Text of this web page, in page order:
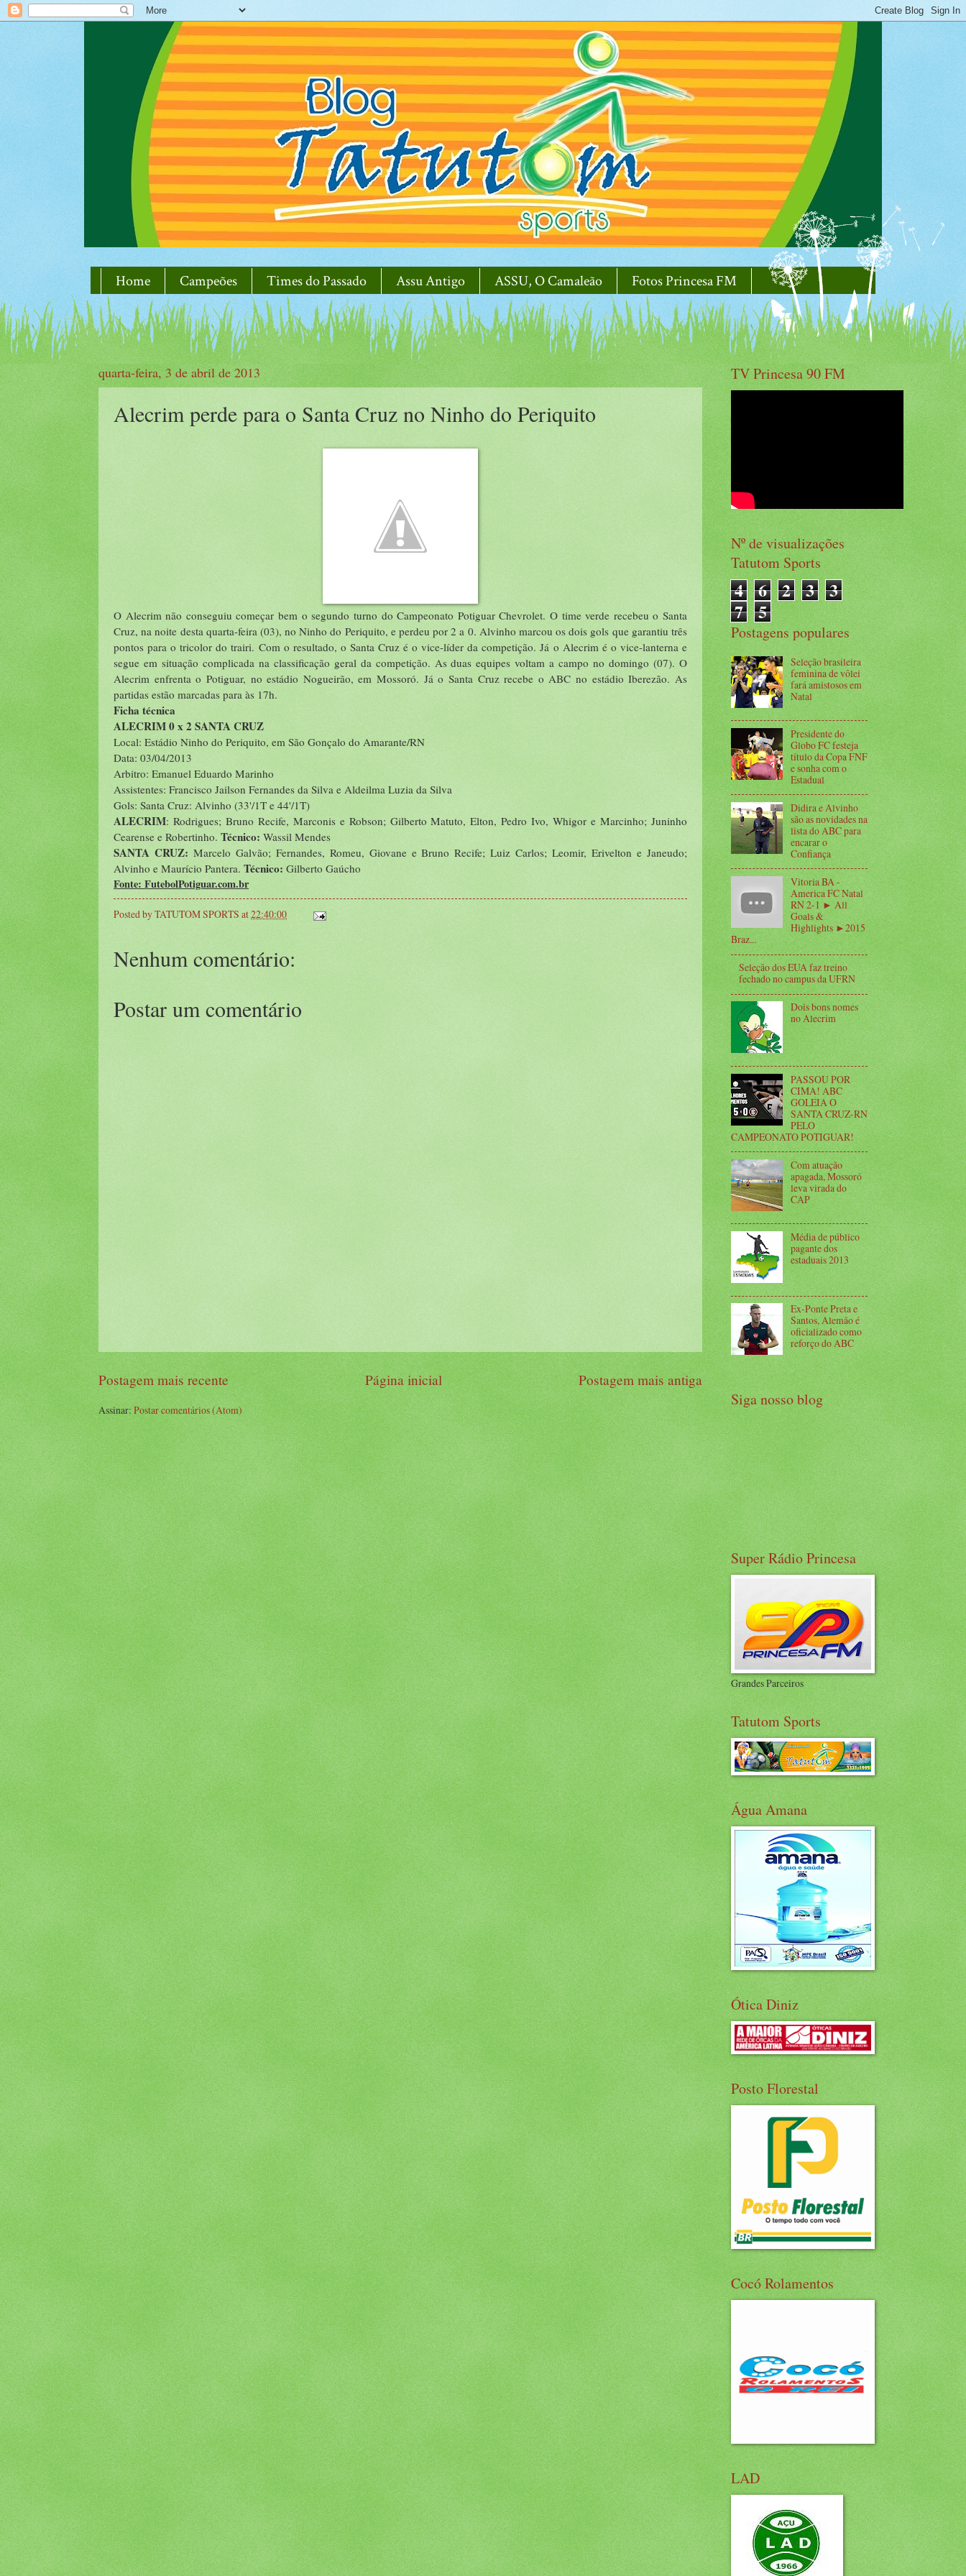
Home Campeões Times do Passado Assu Antigo ASSU, O Camaleão Fotos Princesa FM
quarta-feira, 3 de abril de 2013
Alecrim perde para o Santa Cruz no Ninho do Periquito
O Alecrim não conseguiu começar bem o segundo turno do Campeonato Potiguar Chevrolet. O time verde recebeu o Santa
Cruz, na noite desta quarta-feira (03), no Ninho do Periquito, e perdeu por 2 a 0. Alvinho marcou os dois gols que garantiu três
pontos para o tricolor do trairi. Com o resultado, o Santa Cruz é o vice-líder da competição. Já o Alecrim é o vice-lanterna e
segue em situação complicada na classificação geral da competição. As duas equipes voltam a campo no domingo (07). O
Alecrim enfrenta o Potiguar, no estádio Nogueirão, em Mossoró. Já o Santa Cruz recebe o ABC no estádio Iberezão. As
partidas estão marcadas para às 17h.
Ficha técnica
ALECRIM 0 x 2 SANTA CRUZ
Local: Estádio Ninho do Periquito, em São Gonçalo do Amarante/RN
Data: 03/04/2013
Arbitro: Emanuel Eduardo Marinho
Assistentes: Francisco Jailson Fernandes da Silva e Aldeilma Luzia da Silva
Gols: Santa Cruz: Alvinho (33'/1T e 44'/1T)
ALECRIM: Rodrigues; Bruno Recife, Marconis e Robson; Gilberto Matuto, Elton, Pedro Ivo, Whigor e Marcinho; Juninho
Cearense e Robertinho. Técnico: Wassil Mendes
SANTA CRUZ: Marcelo Galvão; Fernandes, Romeu, Giovane e Bruno Recife; Luiz Carlos; Leomir, Erivelton e Janeudo;
Alvinho e Maurício Pantera. Técnico: Gilberto Gaúcho
Fonte: FutebolPotiguar.com.br
Posted byTATUTOM SPORTS at22:40:00
Nenhum comentário:
Postar um comentário
Postagem mais recente Postagem mais antiga
Página inicial
Assinar:Postar comentários (Atom)
TV Princesa 90 FM
Nº de visualizações
Tatutom Sports
4 6 2 3 3
7 5
Postagens populares
Seleção brasileira
feminina de vôlei
fará amistosos em
Natal
Presidente do
Globo FC festeja
título da Copa FNF
e sonha com o
Estadual
Didira e Alvinho
são as novidades na
lista do ABC para
encarar o
Confiança
Vitoria BA -
America FC Natal
RN 2-1 ► All
Goals &
Highlights ►2015
Braz...
Seleção dos EUA faz treino
fechado no campus da UFRN
Dois bons nomes
no Alecrim
PASSOU POR
CIMA! ABC
GOLEIA O
SANTA CRUZ-RN
PELO
CAMPEONATO POTIGUAR!
Com atuação
apagada, Mossoró
leva virada do
CAP
Média de público
pagante dos
estaduais 2013
Ex-Ponte Preta e
Santos, Alemão é
oficializado como
reforço do ABC
Siga nosso blog
Super Rádio Princesa
Grandes Parceiros
Tatutom Sports
Água Amana
Ótica Diniz
Posto Florestal
Cocó Rolamentos
LAD